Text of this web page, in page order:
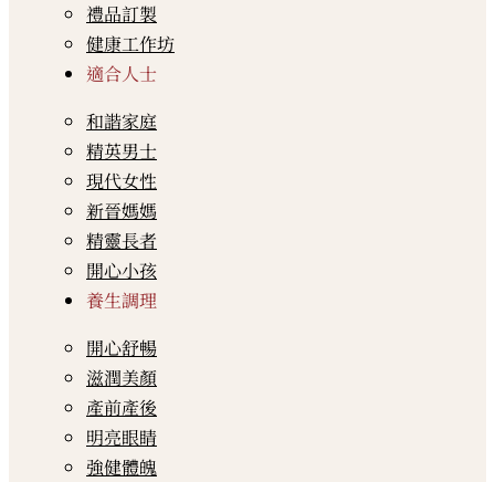
禮品訂製
健康工作坊
適合人士
和諧家庭
精英男士
現代女性
新晉媽媽
精靈長者
開心小孩
養生調理
開心舒暢
滋潤美顏
產前產後
明亮眼睛
強健體魄